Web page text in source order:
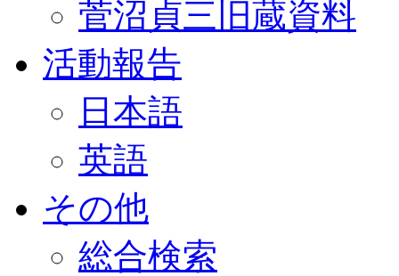
菅沼貞三旧蔵資料
活動報告
日本語
英語
その他
総合検索